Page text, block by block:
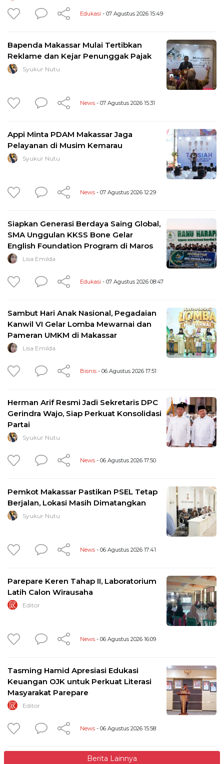
Edukasi - 07 Agustus 2026 15:49
Bapenda Makassar Mulai Tertibkan
Reklame dan Kejar Penunggak Pajak
Syukur Nutu
News - 07 Agustus 2026 15:31
Appi Minta PDAM Makassar Jaga
Pelayanan di Musim Kemarau
Syukur Nutu
News - 07 Agustus 2026 12:29
Siapkan Generasi Berdaya Saing Global,
SMA Unggulan KKSS Bone Gelar
English Foundation Program di Maros
Lisa Emilda
Edukasi - 07 Agustus 2026 08:47
Sambut Hari Anak Nasional, Pegadaian
Kanwil VI Gelar Lomba Mewarnai dan
Pameran UMKM di Makassar
Lisa Emilda
Bisnis - 06 Agustus 2026 17:51
Herman Arif Resmi Jadi Sekretaris DPC
Gerindra Wajo, Siap Perkuat Konsolidasi
Partai
Syukur Nutu
News - 06 Agustus 2026 17:50
Pemkot Makassar Pastikan PSEL Tetap
Berjalan, Lokasi Masih Dimatangkan
Syukur Nutu
News - 06 Agustus 2026 17:41
Parepare Keren Tahap II, Laboratorium
Latih Calon Wirausaha
Editor
News - 06 Agustus 2026 16:09
Tasming Hamid Apresiasi Edukasi
Keuangan OJK untuk Perkuat Literasi
Masyarakat Parepare
Editor
News - 06 Agustus 2026 15:58
Berita Lainnya